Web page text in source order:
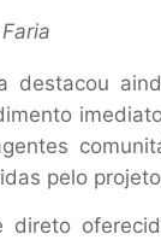
destacou
pelo
direto